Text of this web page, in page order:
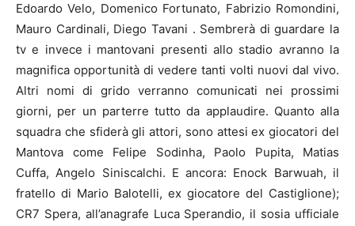
Edoardo Velo, Domenico Fortunato, Fabrizio Romondini,
Mauro Cardinali, Diego Tavani . Sembrerà di guardare la
tv e invece i mantovani presenti allo stadio avranno la
magnifica opportunità di vedere tanti volti nuovi dal vivo.
Altri nomi di grido verranno comunicati nei prossimi
giorni, per un parterre tutto da applaudire. Quanto alla
squadra che sfiderà gli attori, sono attesi ex giocatori del
Mantova come Felipe Sodinha, Paolo Pupita, Matias
Cuffa, Angelo Siniscalchi. E ancora: Enock Barwuah, il
fratello di Mario Balotelli, ex giocatore del Castiglione);
CR7 Spera, all’anagrafe Luca Sperandio, il sosia ufficiale